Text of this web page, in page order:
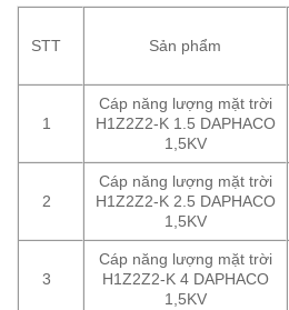
STT Sản phẩm
1
Cáp năng lượng mặt trời
H1Z2Z2-K 1.5 DAPHACO
1,5KV
2
Cáp năng lượng mặt trời
H1Z2Z2-K 2.5 DAPHACO
1,5KV
3
Cáp năng lượng mặt trời
H1Z2Z2-K 4 DAPHACO
1,5KV